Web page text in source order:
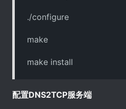
./configure
make
make install
配置DNS2TCP服务端